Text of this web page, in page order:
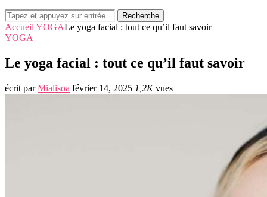
Recherche
Accueil YOGALe yoga facial : tout ce qu’il faut savoir
YOGA
Le yoga facial : tout ce qu’il faut savoir
écrit parMialisoa février 14, 2025 1,2Kvues